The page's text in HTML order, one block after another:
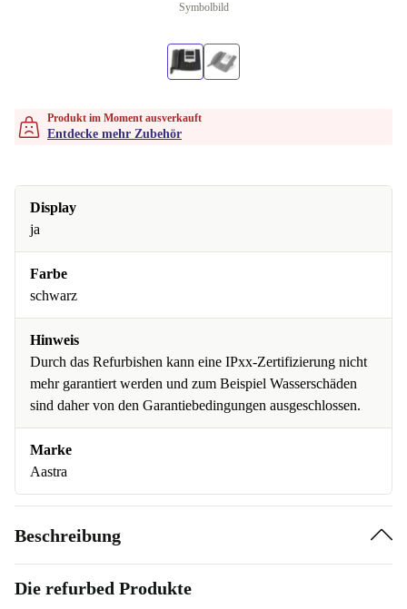
Symbolbild
Produkt im Moment ausverkauft
Entdecke mehr Zubehör
Display
ja
Farbe
schwarz
Hinweis
Durch das Refurbishen kann eine IPxx-Zertifizierung nicht
mehr garantiert werden und zum Beispiel Wasserschäden
sind daher von den Garantiebedingungen ausgeschlossen.
Marke
Aastra
Beschreibung
Die refurbed Produkte